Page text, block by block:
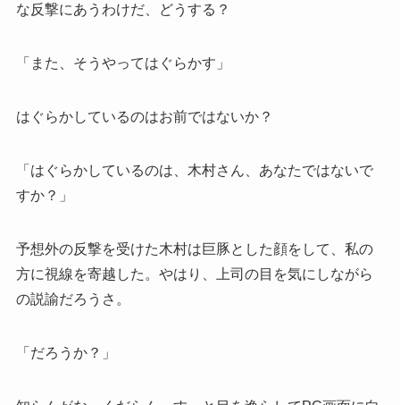
な反撃にあうわけだ、どうする？
「また、そうやってはぐらかす」
はぐらかしているのはお前ではないか？
「はぐらかしているのは、木村さん、あなたではないで
すか？」
予想外の反撃を受けた木村は巨豚とした顔をして、私の
方に視線を寄越した。やはり、上司の目を気にしながら
の説諭だろうさ。
「だろうか？」